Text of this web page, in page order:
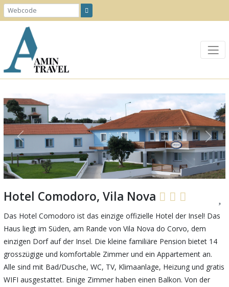
Previous Next
Hotel Comodoro, Vila Nova
Das Hotel Comodoro ist das einzige offizielle Hotel der Insel! Das
Haus liegt im Süden, am Rande von Vila Nova do Corvo, dem
einzigen Dorf auf der Insel. Die kleine familiäre Pension bietet 14
grosszügige und komfortable Zimmer und ein Appartement an.
Alle sind mit Bad/Dusche, WC, TV, Klimaanlage, Heizung und gratis
WIFI ausgestattet. Einige Zimmer haben einen Balkon. Von der